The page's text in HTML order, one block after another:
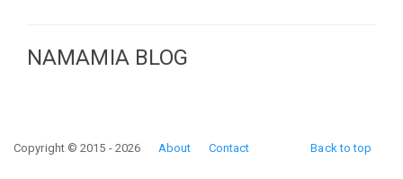
NAMAMIA BLOG
Back to top
Copyright © 2015 - 2026 About Contact